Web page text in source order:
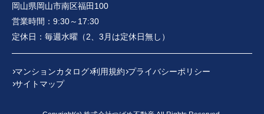
岡山県岡山市南区福田100
営業時間： 9:30～17:30
定休日： 毎週水曜（2、3月は定休日無し）
マンションカタログ 利用規約 プライバシーポリシー
サイトマップ